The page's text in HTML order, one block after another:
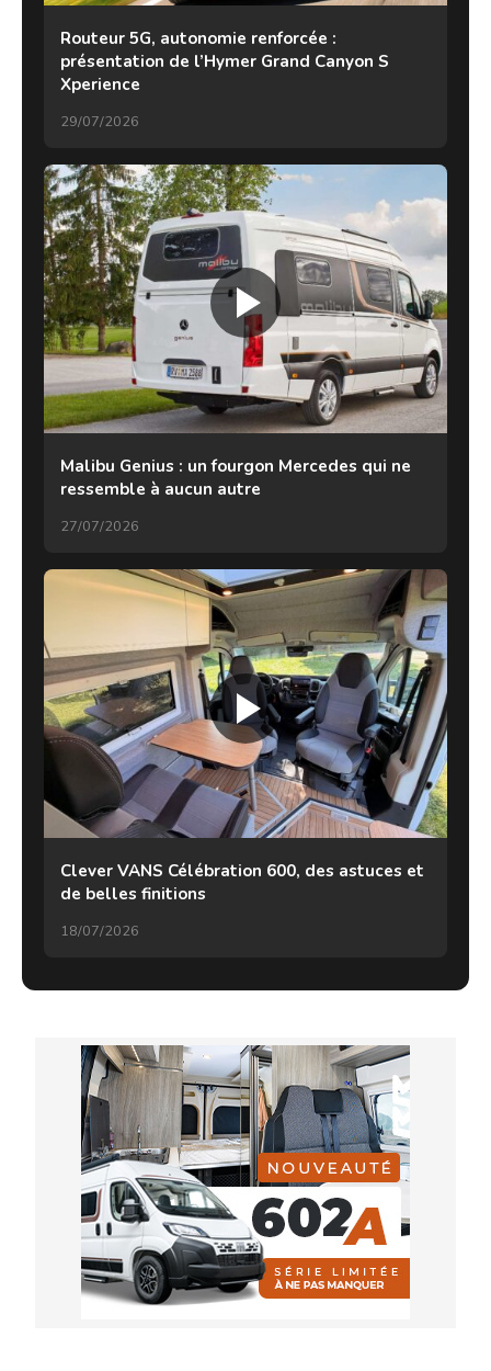
Routeur 5G, autonomie renforcée :
présentation de l’Hymer Grand Canyon S
Xperience
29/07/2026
Malibu Genius : un fourgon Mercedes qui ne
ressemble à aucun autre
27/07/2026
Clever VANS Célébration 600, des astuces et
de belles finitions
18/07/2026